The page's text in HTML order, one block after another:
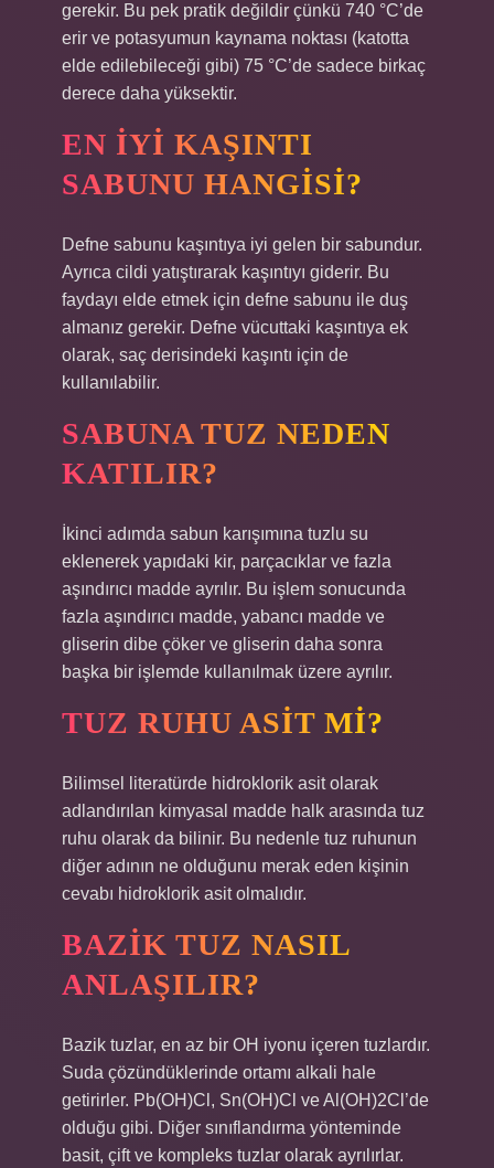
gerekir. Bu pek pratik değildir çünkü 740 °C’de
erir ve potasyumun kaynama noktası (katotta
elde edilebileceği gibi) 75 °C’de sadece birkaç
derece daha yüksektir.
EN IYI KAŞINTI
SABUNU HANGISI?
Defne sabunu kaşıntıya iyi gelen bir sabundur.
Ayrıca cildi yatıştırarak kaşıntıyı giderir. Bu
faydayı elde etmek için defne sabunu ile duş
almanız gerekir. Defne vücuttaki kaşıntıya ek
olarak, saç derisindeki kaşıntı için de
kullanılabilir.
SABUNA TUZ NEDEN
KATILIR?
İkinci adımda sabun karışımına tuzlu su
eklenerek yapıdaki kir, parçacıklar ve fazla
aşındırıcı madde ayrılır. Bu işlem sonucunda
fazla aşındırıcı madde, yabancı madde ve
gliserin dibe çöker ve gliserin daha sonra
başka bir işlemde kullanılmak üzere ayrılır.
TUZ RUHU ASIT MI?
Bilimsel literatürde hidroklorik asit olarak
adlandırılan kimyasal madde halk arasında tuz
ruhu olarak da bilinir. Bu nedenle tuz ruhunun
diğer adının ne olduğunu merak eden kişinin
cevabı hidroklorik asit olmalıdır.
BAZIK TUZ NASIL
ANLAŞILIR?
Bazik tuzlar, en az bir OH iyonu içeren tuzlardır.
Suda çözündüklerinde ortamı alkali hale
getirirler. Pb(OH)Cl, Sn(OH)Cl ve Al(OH)2Cl’de
olduğu gibi. Diğer sınıflandırma yönteminde
basit, çift ve kompleks tuzlar olarak ayrılırlar.